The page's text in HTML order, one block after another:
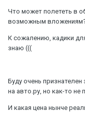
Что может полететь в
возможным
К сожалению, кадики
знаю (((
Буду очень
на авто.ру, но как-то не
И какая цена нынче